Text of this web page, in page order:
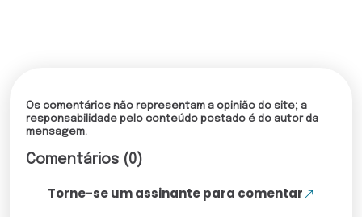
Os comentários não representam a opinião do site; a
responsabilidade pelo conteúdo postado é do autor da
mensagem.
Comentários (0)
Torne-se um assinante para comentar